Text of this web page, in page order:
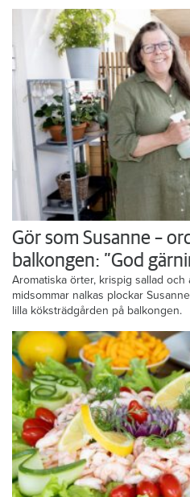
Gör som Susanne –
balkongen: ”God
Aromatiska örter, krispig sallad
midsommar nalkas plockar
lilla köksträdgården på balkongen.